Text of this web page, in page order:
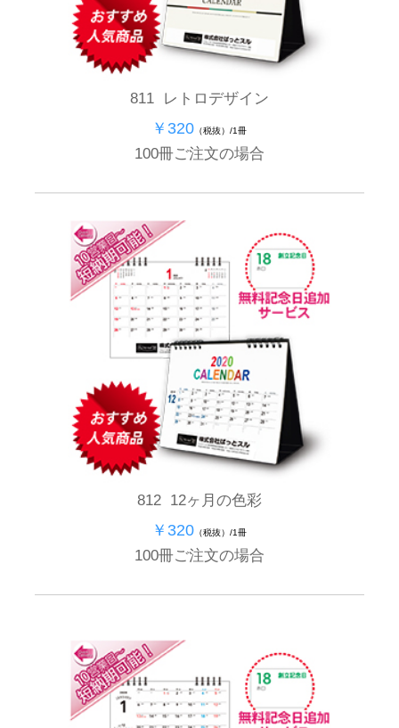
811 レトロデザイン
￥320 （税抜）/1冊
100冊ご注文の場合
812 12ヶ月の色彩
￥320 （税抜）/1冊
100冊ご注文の場合